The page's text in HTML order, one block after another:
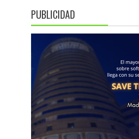
PUBLICIDAD